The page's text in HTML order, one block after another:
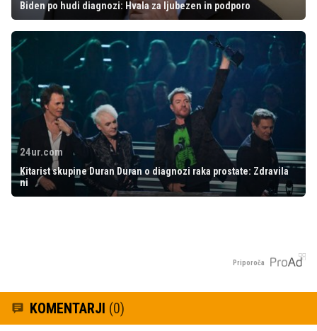
Biden po hudi diagnozi: Hvala za ljubezen in podporo
24ur.com
Kitarist skupine Duran Duran o diagnozi raka prostate: Zdravila
ni
Priporoča
KOMENTARJI (0)